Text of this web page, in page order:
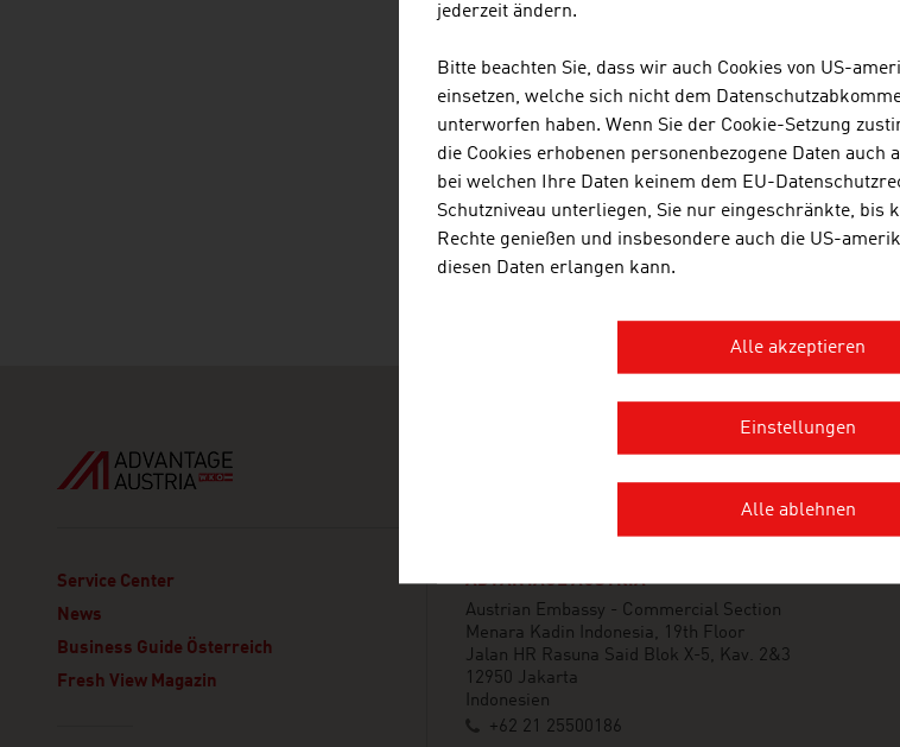
Service Center
News
Business Guide Österreich
Fresh View Magazin
ADVANTAGE AUSTRIA
Austrian Embassy - Commercial Section
Menara Kadin Indonesia, 19th Floor
Jalan HR Rasuna Said Blok X-5, Kav. 2&3
12950 Jakarta
Indonesien
+62 21 25500186
jederzeit ändern.
Bitte beachten Sie, dass wir auch Cookies von US-
einsetzen, welche sich nicht dem
unterworfen haben. Wenn Sie der Cookie-Setzung
die Cookies erhobenen personenbezogene Daten auch
bei welchen Ihre Daten keinem dem EU-
Schutzniveau unterliegen, Sie nur eingeschränkte, bis
Rechte genießen und insbesondere auch die US-
diesen Daten erlangen kann.
Alle akzeptieren
Einstellungen
Alle ablehnen